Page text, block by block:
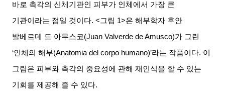
바로 촉각의 신체기관인 피부가 인체에서 가장 큰
기관이라는 점일 것이다. <그림 1>은 해부학자 후안
발베르데 드 아무스코(Juan Valverde de Amusco)가 그린
‘인체의 해부(Anatomia del corpo humano)’라는 작품이다. 이
그림은 피부와 촉각의 중요성에 관해 재인식을 할 수 있는
기회를 제공해 줄 수 있다.